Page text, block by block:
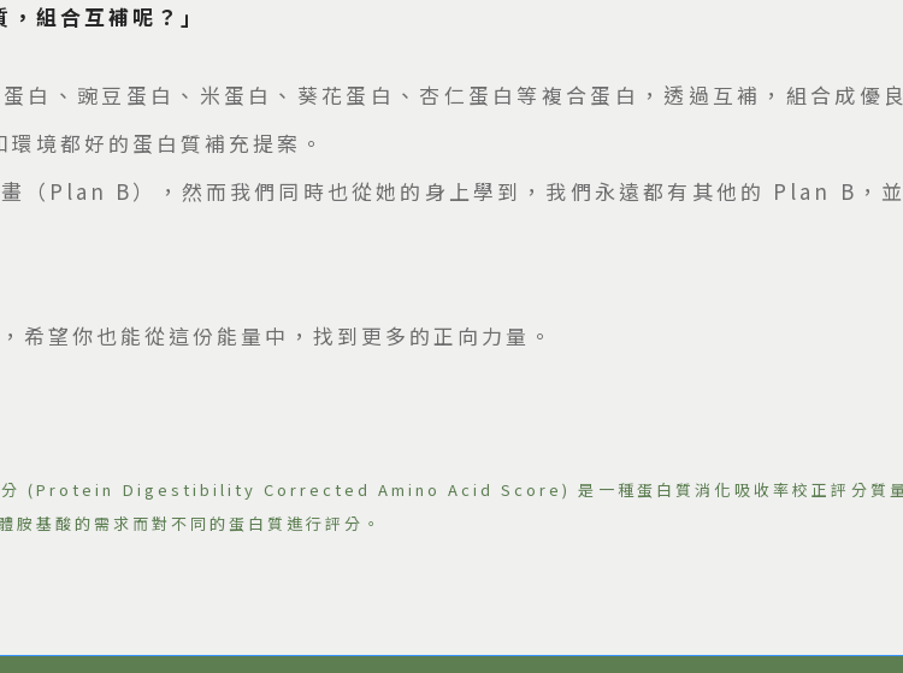
組合互補呢？」
白、豌豆蛋白、米蛋白、葵花蛋白、杏仁蛋白等複合蛋白，透過互補，組合成優
境都好的蛋白質補充提案。
（Plan B），然而我們同時也從她的身上學到，我們永遠都有其他的 Plan B，
望你也能從這份能量中，找到更多的正向力量。
分 (Protein Digestibility Corrected Amino Acid Score) 是一種蛋白質消化吸收率校正評分質量
胺基酸的需求而對不同的蛋白質進行評分。